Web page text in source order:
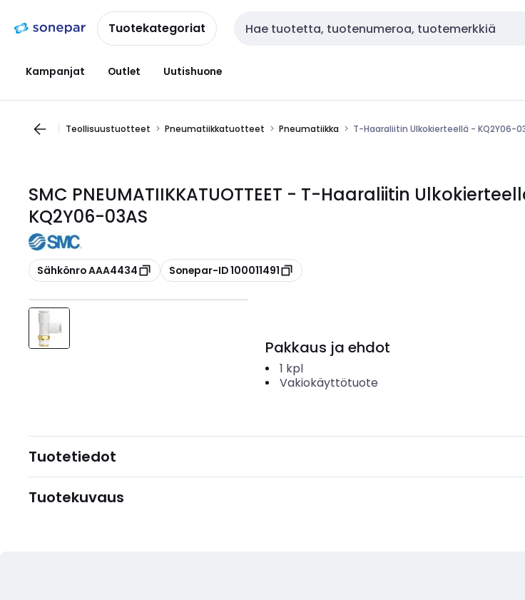
navigointiinsisältöönTuotekategoriat Haku
Kampanjat Outlet Uutishuone
Teollisuustuotteet Pneumatiikkatuotteet Pneumatiikka T-Haaraliitin Ulkokierteellä - KQ2Y06-
SMC PNEUMATIIKKATUOTTEET - T-Haaraliitin
KQ2Y06-03AS
Kopioi
Sähkönro AAA4434 Kopioi
Sonepar-ID 100011491
Pakkaus ja ehdot
1 kpl
Vakiokäyttötuote
Tuotetiedot
Tuotekuvaus